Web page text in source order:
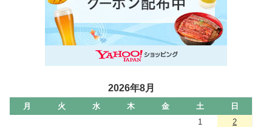
2026年8月
月 火 水 木 金 土
日
1
2